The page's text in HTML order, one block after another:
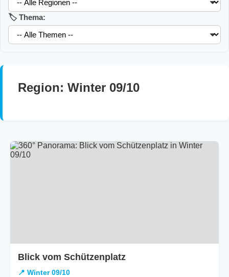
🏷️ Thema:
Region: Winter 09/10
Blick vom Schützenplatz
📍 Winter 09/10